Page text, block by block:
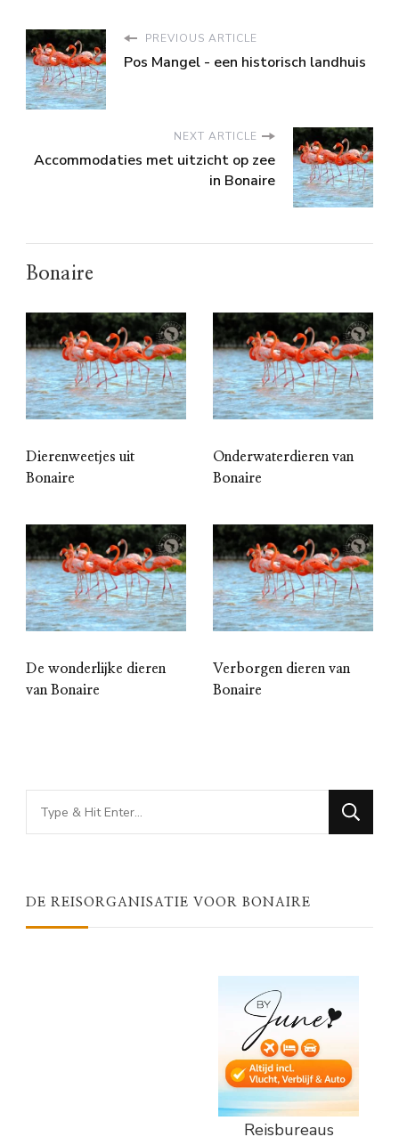
PREVIOUS ARTICLE
Pos Mangel - een historisch landhuis
NEXT ARTICLE
Accommodaties met uitzicht op zee
in Bonaire
Bonaire
Dierenweetjes uit
Bonaire
Onderwaterdieren van
Bonaire
De wonderlijke dieren
van Bonaire
Verborgen dieren van
Bonaire
Looking
for
DE REISORGANISATIE VOOR BONAIRE
Reisbureaus